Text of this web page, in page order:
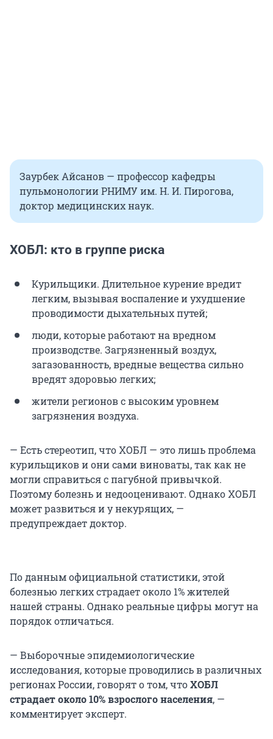
Заурбек Айсанов — профессор кафедры
пульмонологии РНИМУ им. Н. И. Пирогова,
доктор медицинских наук.
ХОБЛ: кто в группе риска
Курильщики. Длительное курение вредит
легким, вызывая воспаление и ухудшение
проводимости дыхательных путей;
люди, которые работают на вредном
производстве. Загрязненный воздух,
загазованность, вредные вещества сильно
вредят здоровью легких;
жители регионов с высоким уровнем
загрязнения воздуха.
— Есть стереотип, что ХОБЛ — это лишь проблема
курильщиков и они сами виноваты, так как не
могли справиться с пагубной привычкой.
Поэтому болезнь и недооценивают. Однако ХОБЛ
может развиться и у некурящих, —
предупреждает доктор.
По данным официальной статистики, этой
болезнью легких страдает около 1% жителей
нашей страны. Однако реальные цифры могут на
порядок отличаться.
— Выборочные эпидемиологические
исследования, которые проводились в различных
регионах России, говорят о том, чтоХОБЛ
страдает около 10% взрослого населения, —
комментирует эксперт.